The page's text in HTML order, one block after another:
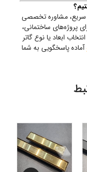
سریع، مشاوره تخصصی
پروژه‌های ساختمانی،
ابعاد یا نوع گاتر
آماده پاسخگویی به شما